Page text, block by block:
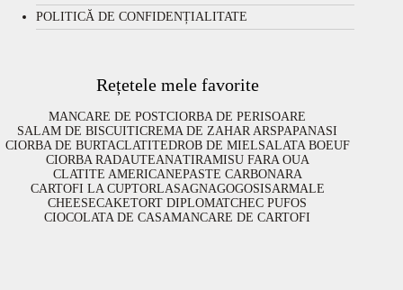
POLITICĂ DE CONFIDENȚIALITATE
Rețetele mele favorite
MANCARE DE POSTCIORBA DE PERISOARE
SALAM DE BISCUITICREMA DE ZAHAR ARSPAPANASI
CIORBA DE BURTACLATITEDROB DE MIELSALATA BOEUF
CIORBA RADAUTEANATIRAMISU FARA OUA
CLATITE AMERICANEPASTE CARBONARA
CARTOFI LA CUPTORLASAGNAGOGOSISARMALE
CHEESECAKETORT DIPLOMATCHEC PUFOS
CIOCOLATA DE CASAMANCARE DE CARTOFI